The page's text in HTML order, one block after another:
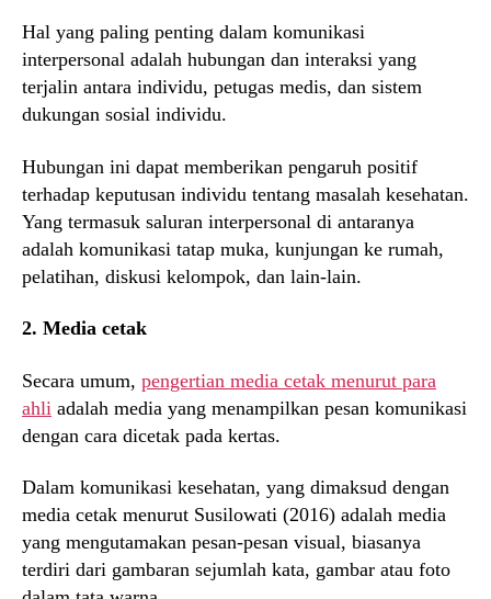
Hal yang paling penting dalam komunikasi
interpersonal adalah hubungan dan interaksi yang
terjalin antara individu, petugas medis, dan sistem
dukungan sosial individu.
Hubungan ini dapat memberikan pengaruh positif
terhadap keputusan individu tentang masalah kesehatan.
Yang termasuk saluran interpersonal di antaranya
adalah komunikasi tatap muka, kunjungan ke rumah,
pelatihan, diskusi kelompok, dan lain-lain.
2. Media cetak
Secara umum, pengertian media cetak menurut para
ahli adalah media yang menampilkan pesan komunikasi
dengan cara dicetak pada kertas.
Dalam komunikasi kesehatan, yang dimaksud dengan
media cetak menurut Susilowati (2016) adalah media
yang mengutamakan pesan-pesan visual, biasanya
terdiri dari gambaran sejumlah kata, gambar atau foto